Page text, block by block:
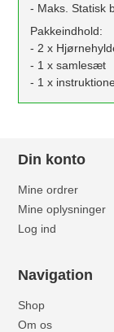
- Maks. Statisk
Pakkeindhold:
- 2 x
- 1 x samlesæt
- 1 x
Din konto
Mine ordrer
Mine oplysninger
Log ind
Navigation
Shop
Om os